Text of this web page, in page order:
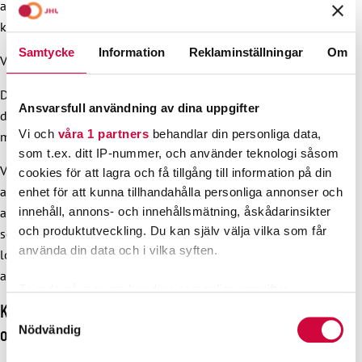
Samtycke Information Reklaminställningar Om
Ansvarsfull användning av dina uppgifter
Vi och våra 1 partners behandlar din personliga data,
som t.ex. ditt IP-nummer, och använder teknologi såsom
cookies för att lagra och få tillgång till information på din
enhet för att kunna tillhandahålla personliga annonser och
innehåll, annons- och innehållsmätning, åskådarinsikter
och produktutveckling. Du kan själv välja vilka som får
använda din data och i vilka syften.
Ta reda på mer om hur dina personliga uppgifter
Du kan ändra eller dra tillbaka ditt samtycke när som
Samtyckesval
Nödvändig
arbetarskyddspersonal är densamma som inom
kommunsektorn. Den löper ut den 31 december 2025.
Välfärdsområdenas arbetarskyddsval
Då arbetarskyddets samorganisation har fastställts är det
dags att ordna arbetarskyddsval. Valet förrättas i enlighet
med Arbetarskyddscentralensvalanvisning.
Val behöver inte ordnas om servicen,
arbetarskyddsfullmäktiges anställningsförhållanden och
arbetarskyddets samarbetsorganisation i sin helhet överförs
som en oförändrad helhet till välfärdsområdet. Då kan man
lokalt komma överens om att de fullmäktiga fortsätter i sitt
arbetarskyddsuppdrag mandatperioden ut (till 31.12.2025).
Kommunernas arbetarskyddssamarbete förblir
oförändrat